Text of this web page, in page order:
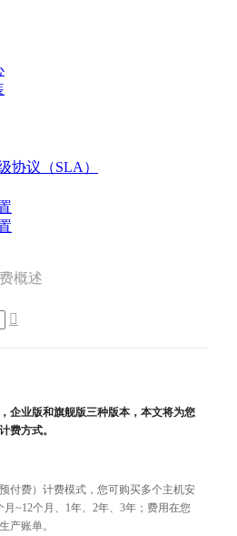
协议（SLA）
概述

企业版和旗舰版三种版本，本文将为您
费方式。
付费）计费模式，您可购买多个主机安
~12个月、1年、2年、3年；费用在您
产账单。